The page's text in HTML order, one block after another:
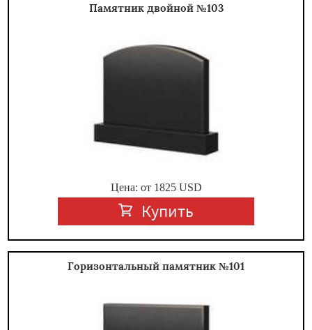
Памятник двойной №103
Цена: от 1825USD
Купить
Горизонтальный памятник №101